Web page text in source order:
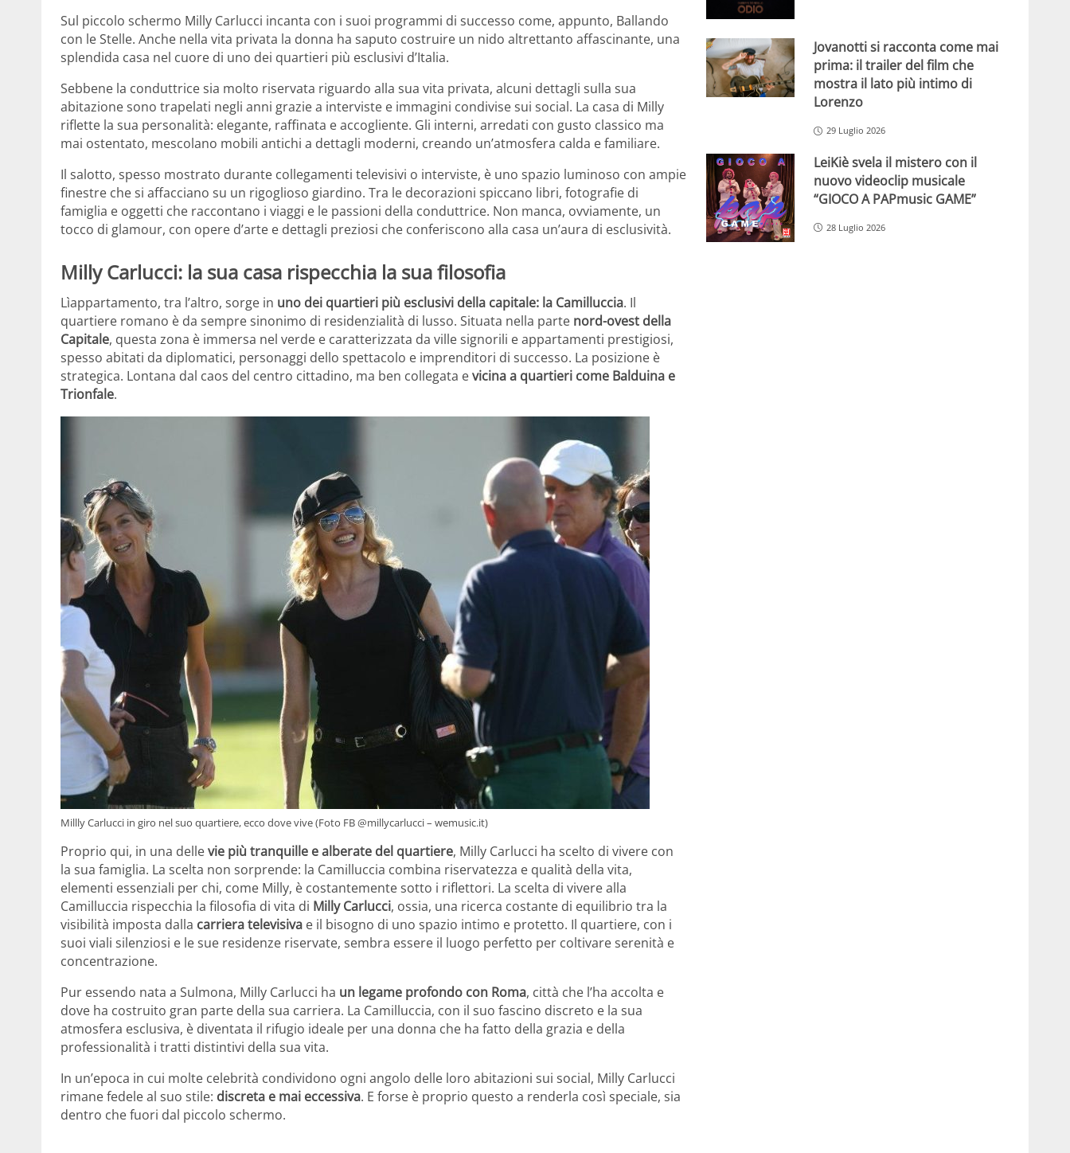
Sul piccolo schermo Milly Carlucci incanta con i suoi programmi di successo come, appunto, Ballando
con le Stelle. Anche nella vita privata la donna ha saputo costruire un nido altrettanto affascinante, una
splendida casa nel cuore di uno dei quartieri più esclusivi d’Italia.
Sebbene la conduttrice sia molto riservata riguardo alla sua vita privata, alcuni dettagli sulla sua
abitazione sono trapelati negli anni grazie a interviste e immagini condivise sui social. La casa di Milly
riflette la sua personalità: elegante, raffinata e accogliente. Gli interni, arredati con gusto classico ma
mai ostentato, mescolano mobili antichi a dettagli moderni, creando un’atmosfera calda e familiare.
Il salotto, spesso mostrato durante collegamenti televisivi o interviste, è uno spazio luminoso con ampie
finestre che si affacciano su un rigoglioso giardino. Tra le decorazioni spiccano libri, fotografie di
famiglia e oggetti che raccontano i viaggi e le passioni della conduttrice. Non manca, ovviamente, un
tocco di glamour, con opere d’arte e dettagli preziosi che conferiscono alla casa un’aura di esclusività.
Milly Carlucci: la sua casa rispecchia la sua filosofia
Lìappartamento, tra l’altro, sorge in uno dei quartieri più esclusivi della capitale: la Camilluccia. Il
quartiere romano è da sempre sinonimo di residenzialità di lusso. Situata nella parte nord-ovest della
Capitale, questa zona è immersa nel verde e caratterizzata da ville signorili e appartamenti prestigiosi,
spesso abitati da diplomatici, personaggi dello spettacolo e imprenditori di successo. La posizione è
strategica. Lontana dal caos del centro cittadino, ma ben collegata evicina a quartieri come Balduina e
Trionfale.
Millly Carlucci in giro nel suo quartiere, ecco dove vive (Foto FB @millycarlucci – wemusic.it)
Proprio qui, in una dellevie più tranquille e alberate del quartiere, Milly Carlucci ha scelto di vivere con
la sua famiglia. La scelta non sorprende: la Camilluccia combina riservatezza e qualità della vita,
elementi essenziali per chi, come Milly, è costantemente sotto i riflettori. La scelta di vivere alla
Camilluccia rispecchia la filosofia di vita di Milly Carlucci, ossia, una ricerca costante di equilibrio tra la
visibilità imposta dalla carriera televisiva e il bisogno di uno spazio intimo e protetto. Il quartiere, con i
suoi viali silenziosi e le sue residenze riservate, sembra essere il luogo perfetto per coltivare serenità e
concentrazione.
Pur essendo nata a Sulmona, Milly Carlucci ha un legame profondo con Roma, città che l’ha accolta e
dove ha costruito gran parte della sua carriera. La Camilluccia, con il suo fascino discreto e la sua
atmosfera esclusiva, è diventata il rifugio ideale per una donna che ha fatto della grazia e della
professionalità i tratti distintivi della sua vita.
In un’epoca in cui molte celebrità condividono ogni angolo delle loro abitazioni sui social, Milly Carlucci
rimane fedele al suo stile: discreta e mai eccessiva. E forse è proprio questo a renderla così speciale, sia
dentro che fuori dal piccolo schermo.
Jovanotti si racconta come mai
prima: il trailer del film che
mostra il lato più intimo di
Lorenzo
29 Luglio 2026
LeiKiè svela il mistero con il
nuovo videoclip musicale
“GIOCO A PAPmusic GAME”
28 Luglio 2026